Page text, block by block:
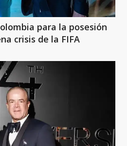
para la posesión
crisis de la FIFA